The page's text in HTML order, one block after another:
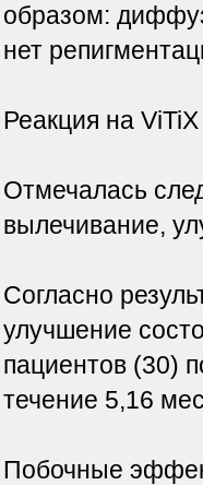
образом:
нет
Реакция на ViTiX
Отмечалась
вылечивание,
Согласно
улучшение
пациентов (30)
течение 5,16
Побочные